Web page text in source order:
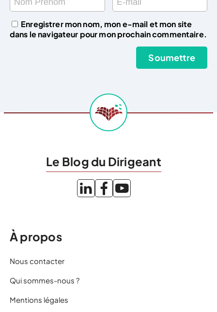
Enregistrer mon nom, mon e-mail et mon site
dans le navigateur pour mon prochain commentaire.
Le Blog du Dirigeant
À propos
Nous contacter
Qui sommes-nous ?
Mentions légales